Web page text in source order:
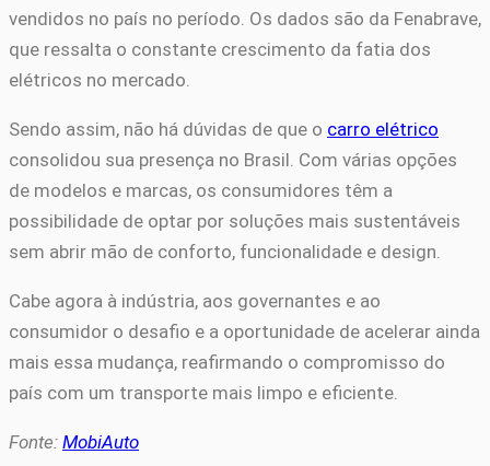
vendidos no país no período. Os dados são da Fenabrave,
que ressalta o constante crescimento da fatia dos
elétricos no mercado.
Sendo assim, não há dúvidas de que o carro elétrico
consolidou sua presença no Brasil. Com várias opções
de modelos e marcas, os consumidores têm a
possibilidade de optar por soluções mais sustentáveis
sem abrir mão de conforto, funcionalidade e design.
Cabe agora à indústria, aos governantes e ao
consumidor o desafio e a oportunidade de acelerar ainda
mais essa mudança, reafirmando o compromisso do
país com um transporte mais limpo e eficiente.
Fonte: MobiAuto